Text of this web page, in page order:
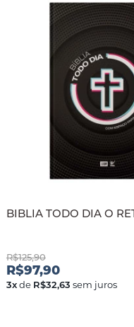
BIBLIA TODO DIA O
R$125,90
R$97,90
3xde R$32,63 sem juros